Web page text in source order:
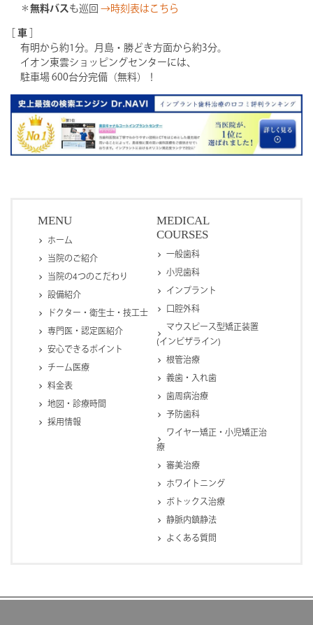
＊ 無料バス も巡回 →時刻表はこちら
車
有明から約1分。月島・勝どき方面から約3分。
イオン東雲ショッピングセンターには、
駐車場 600台分完備（無料）！
MENU
ホーム
当院のご紹介
当院の4つのこだわり
設備紹介
ドクター・衛生士・技工士
専門医・認定医紹介
安心できるポイント
チーム医療
料金表
地図・診療時間
採用情報
MEDICAL
COURSES
一般歯科
小児歯科
インプラント
口腔外科
マウスピース型矯正装置
(インビザライン)
根管治療
義歯・入れ歯
歯周病治療
予防歯科
ワイヤー矯正・小児矯正治
療
審美治療
ホワイトニング
ボトックス治療
静脈内鎮静法
よくある質問